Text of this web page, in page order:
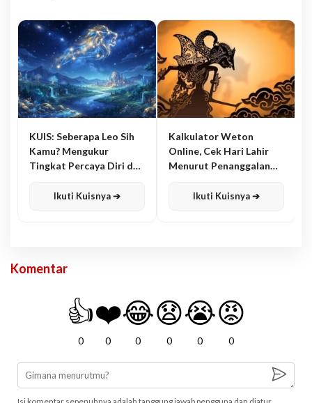
KUIS: Seberapa Leo Sih
Kamu? Mengukur
Tingkat Percaya Diri dan
Ikuti Kuisnya ➔
Kalkulator Weton
Online, Cek Hari Lahir
Menurut Penanggalan
Ikuti Kuisnya ➔
Komentar
👍
0
❤️
0
😂
0
😧
0
😭
0
😡
0